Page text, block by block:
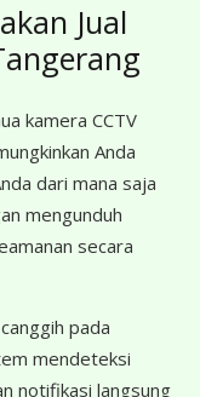
Jual
kamera CCTV
Anda
dari mana saja
mengunduh
secara
pada
mendeteksi
notifikasi langsung